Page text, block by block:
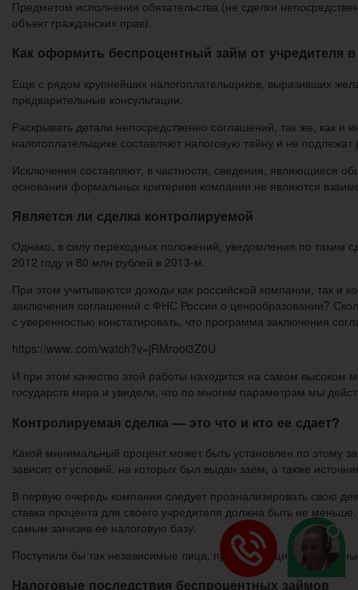
Предметом исполнения обязательства (не сделки
объект гражданских прав).
Как оформить беспроцентный займ от учредителя в
Еще с рядом крупнейших налогоплательщиков, выразивших
предварительные консультации.
Раскрывать детали непосредственно соглашений, так же, как
налогоплательщике составляют налоговую тайну и не
Исключения составляют, в частности, сведения, являющиеся
основании формальных критериев компании не являются
Является ли сделка контролируемой
Однако, в силу переходных положений, уведомления по таким
2012 году и 80 млн рублей в 2013-м.
При этом учитываются доходы как российской компании, так и
заключения соглашений с ФНС России о ценообразовании?
с уверенностью констатировать, что программа заключения
https://www..com/watch?v=jRMrooi3Z0U
И при этом качество этой работы находится на самом
государств мира и увидели, что по многим параметрам мы
Контролируемая сделка — это что и кто ее сдает?
Какой минимальный процент может быть установлен по этому
зависит от условий, на которых был выдан заем, а также
В первую очередь компании следует проанализировать свою
ставка процента для своего учредителя должна быть не
самым занизив ее налоговую базу.
Поступили бы так независимые лица, преследующие свои
Налоговые последствия беспроцентных займов